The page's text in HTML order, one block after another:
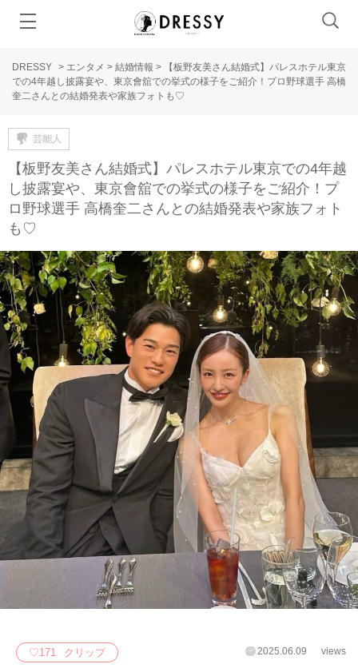
DRESSY > エンタメ > 結婚情報 >
【板野友美さん結婚式】パレスホテル東京
での4年越し披露宴や、東京會舘での挙式の様子をご紹介！プロ野球選手 高橋
奎二さんとの結婚発表や家族フォトも♡
芸能人
【板野友美さん結婚式】パレスホテル東京での4年越
し披露宴や、東京會舘での挙式の様子をご紹介！プ
ロ野球選手 高橋奎二さんとの結婚発表や家族フォト
も♡
♡171 クリップ 2025.06.09 views